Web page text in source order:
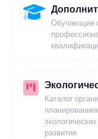
Обучающие
Каталог
развития